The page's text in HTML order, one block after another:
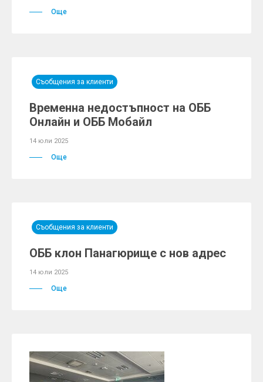
Още
Съобщения за клиенти
Временна недостъпност на ОББ
Онлайн и ОББ Мобайл
14 юли 2025
Още
Съобщения за клиенти
ОББ клон Панагюрище с нов адрес
14 юли 2025
Още